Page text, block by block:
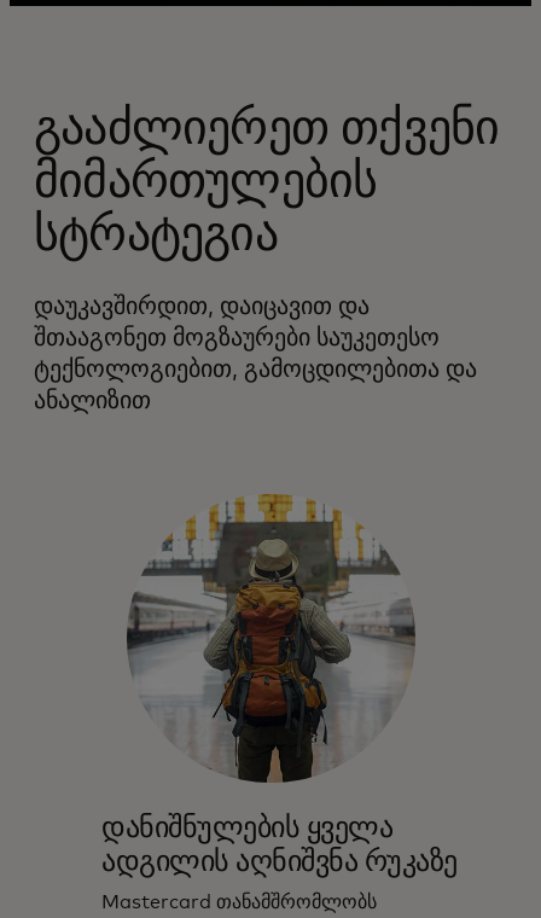
გააძლიერეთ თქვენი
მიმართულების
სტრატეგია
დაუკავშირდით, დაიცავით და
შთააგონეთ მოგზაურები საუკეთესო
ტექნოლოგიებით, გამოცდილებითა და
ანალიზით
დანიშნულების ყველა
ადგილის აღნიშვნა რუკაზე
Mastercard თანამშრომლობს